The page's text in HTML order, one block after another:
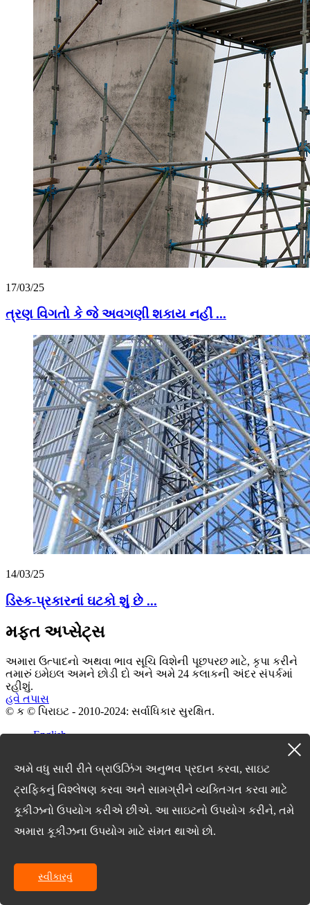
17/03/25
ત્રણ વિગતો કે જે અવગણી શકાય નહીં ...
14/03/25
ડિસ્ક-પ્રકારનાં ઘટકો શું છે ...
મફત અપ્સેટ્સ
અમારા ઉત્પાદનો અથવા ભાવ સૂચિ વિશેની પૂછપરછ માટે, કૃપા કરીને
તમારું ઇમેઇલ અમને છોડી દો અને અમે 24 કલાકની અંદર સંપર્કમાં
રહીશું.
હવે તપાસ
© ક © પિરાઇટ - 2010-2024: સર્વાધિકાર સુરક્ષિત.
English
French
German
Portuguese
Spanish
Japanese
Irish
Greek
અમે વધુ સારી રીતે બ્રાઉઝિંગ અનુભવ પ્રદાન કરવા, સાઇટ
ટ્રાફિકનું વિશ્લેષણ કરવા અને સામગ્રીને વ્યક્તિગત કરવા માટે
કૂકીઝનો ઉપયોગ કરીએ છીએ. આ સાઇટનો ઉપયોગ કરીને, તમે
અમારા કૂકીઝના ઉપયોગ માટે સંમત થાઓ છો.
સ્વીકારવું